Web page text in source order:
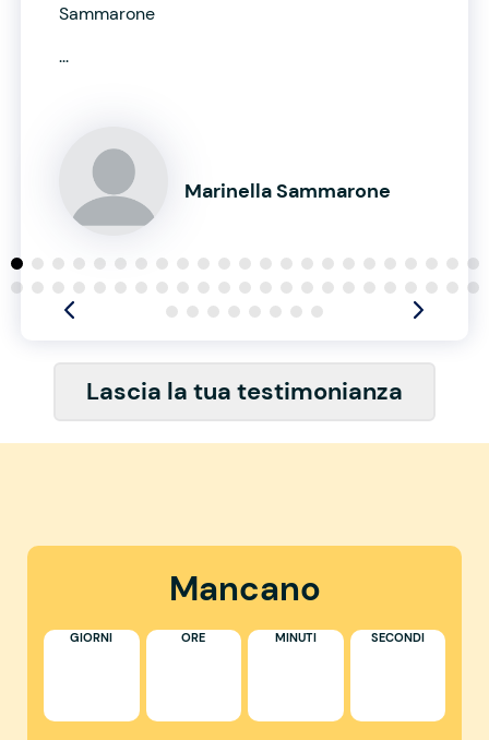
Sammarone
...
Marinella Sammarone
Lascia la tua testimonianza
Mancano
GIORNI ORE MINUTI SECONDI